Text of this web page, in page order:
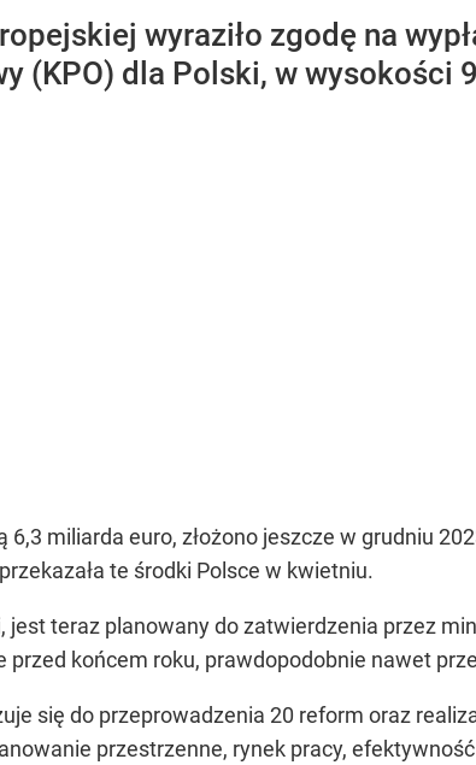
wyraziło zgodę na
(KPO) dla Polski, w wysokości
miliarda euro, złożono jeszcze w grudniu
te środki Polsce w kwietniu.
jest teraz planowany do zatwierdzenia przez
przed końcem roku, prawdopodobnie nawet
się do przeprowadzenia 20 reform oraz
przestrzenne, rynek pracy,